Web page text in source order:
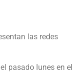
las redes
pasado lunes en el